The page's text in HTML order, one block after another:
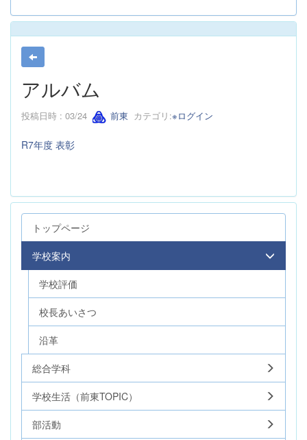
アルバム
投稿日時 : 03/24 前東 カテゴリ:※ログイン
R7年度 表彰
トップページ
学校案内
学校評価
校長あいさつ
沿革
総合学科
学校生活（前東TOPIC）
部活動